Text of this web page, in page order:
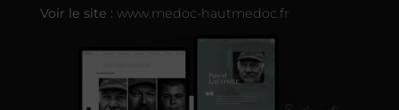
Voir le site : www.medoc-hautmedoc.fr